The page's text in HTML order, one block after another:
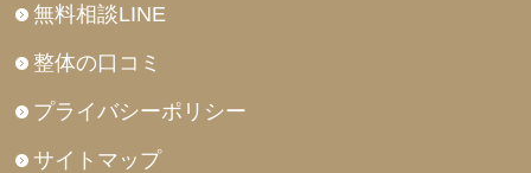
無料相談LINE
整体の口コミ
プライバシーポリシー
サイトマップ